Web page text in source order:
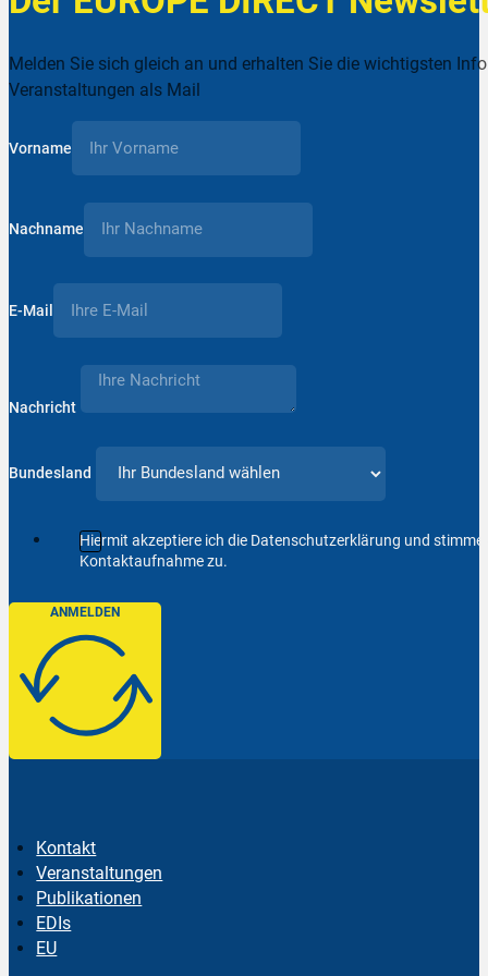
Melden Sie sich gleich an und erhalten Sie die wichtigsten
Veranstaltungen als Mail
Vorname
Nachname
E-Mail
Nachricht
Bundesland
Hiermit akzeptiere ich die Datenschutzerklärung und
Kontaktaufnahme zu.
ANMELDEN
Kontakt
Veranstaltungen
Publikationen
EDIs
EU